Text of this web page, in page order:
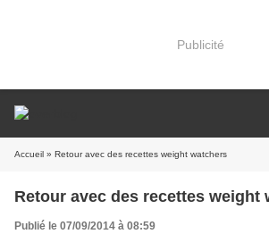
Publicité
Accueil » Retour avec des recettes weight watchers
Retour avec des recettes weight
Publié le 07/09/2014 à 08:59